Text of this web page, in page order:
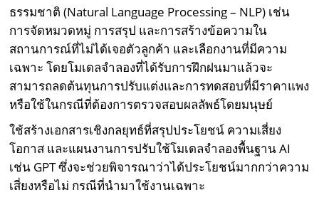
ธรรมชาติ (Natural Language Processing – NLP) เช่น
การจัดหมวดหมู่ การสรุป และการสร้างข้อความใน
สถานการณ์ที่ไม่ได้เจอตัวลูกค้า และเลือกงานที่มีความ
เฉพาะ โดยโมเดลจำลองที่ได้รับการฝึกฝนมาแล้วจะ
สามารถลดต้นทุนการปรับแต่งและการทดสอบที่มีราคาแพง
หรือใช้ในกรณีที่ต้องการตรวจสอบผลลัพธ์โดยมนุษย์
ใช้สร้างเอกสารเชิงกลยุทธ์ที่สรุปประโยชน์ ความเสี่ยง
โอกาส และแผนงานการปรับใช้โมเดลจำลองพื้นฐาน AI
เช่น GPT ซึ่งจะช่วยพิจารณาว่าได้ประโยชน์มากกว่าความ
เสี่ยงหรือไม่ กรณีที่นำมาใช้งานเฉพาะ